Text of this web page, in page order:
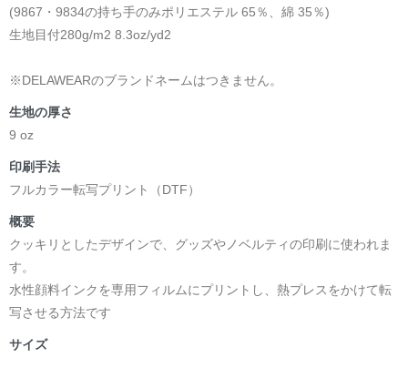
(9867・9834の持ち手のみポリエステル 65％、綿 35％)
生地目付280g/m2 8.3oz/yd2
※DELAWEARのブランドネームはつきません。
生地の厚さ
9 oz
印刷手法
フルカラー転写プリント（DTF）
概要
クッキリとしたデザインで、グッズやノベルティの印刷に使われま
す。
水性顔料インクを専用フィルムにプリントし、熱プレスをかけて転
写させる方法です
サイズ